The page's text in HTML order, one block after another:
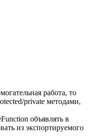
работа, то
private методами,
объявлять в
из экспортируемого